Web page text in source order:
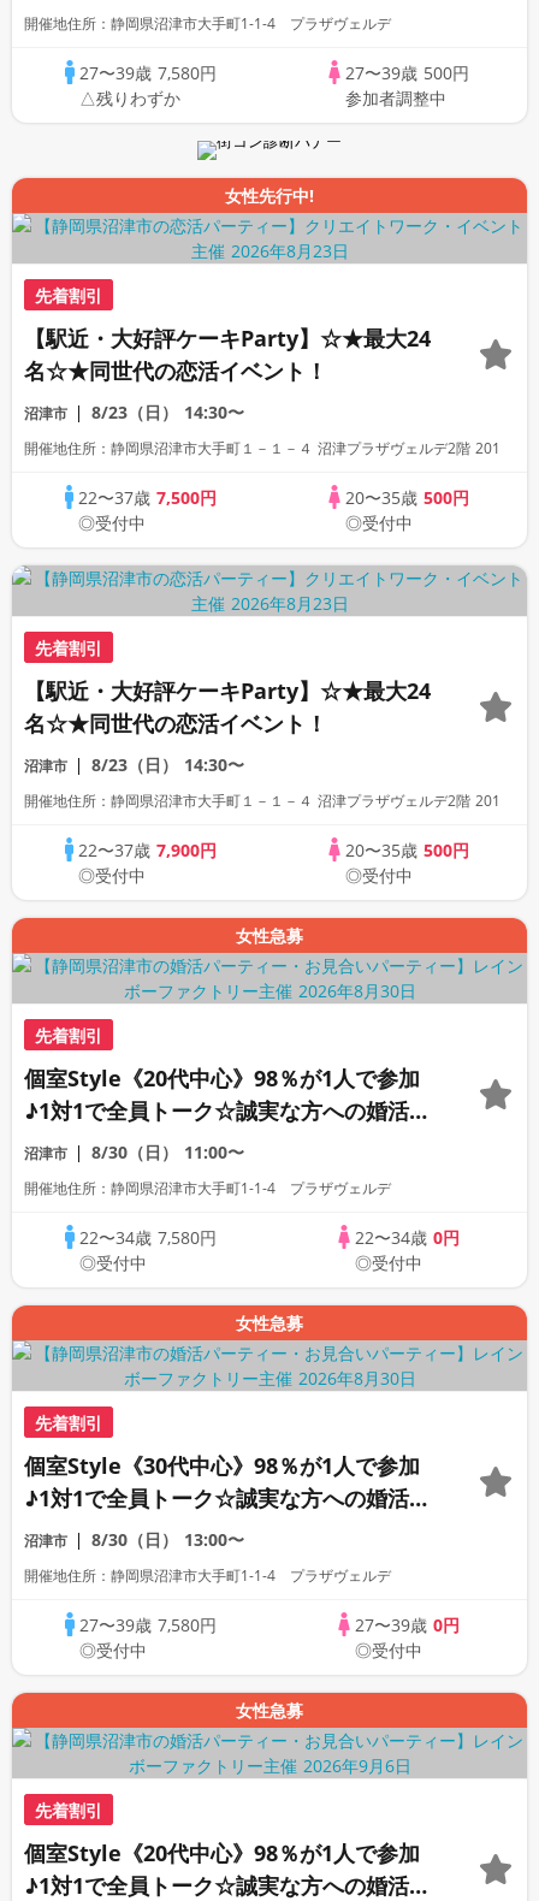
開催地住所：静岡県沼津市大手町1-1-4 プラザヴェルデ
27〜39歳 7,580円
△残りわずか
27〜39歳 500円
参加者調整中
女性先行中!
先着割引
【駅近・大好評ケーキParty】☆★最大24
名☆★同世代の恋活イベント！
沼津市 8/23（日） 14:30〜
開催地住所：静岡県沼津市大手町１－１－４ 沼津プラザヴェルデ2階 201
22〜37歳7,500円
◎受付中
20〜35歳 500円
◎受付中
先着割引
【駅近・大好評ケーキParty】☆★最大24
名☆★同世代の恋活イベント！
沼津市 8/23（日） 14:30〜
開催地住所：静岡県沼津市大手町１－１－４ 沼津プラザヴェルデ2階 201
22〜37歳7,900円
◎受付中
20〜35歳 500円
◎受付中
女性急募
先着割引
個室Style《20代中心》98％が1人で参加
♪1対1で全員トーク☆誠実な方への婚活パ
ーティー
沼津市 8/30（日） 11:00〜
開催地住所：静岡県沼津市大手町1-1-4 プラザヴェルデ
22〜34歳 7,580円
◎受付中
22〜34歳 0円
◎受付中
女性急募
先着割引
個室Style《30代中心》98％が1人で参加
♪1対1で全員トーク☆誠実な方への婚活パ
ーティー
沼津市 8/30（日） 13:00〜
開催地住所：静岡県沼津市大手町1-1-4 プラザヴェルデ
27〜39歳 7,580円
◎受付中
27〜39歳 0円
◎受付中
女性急募
先着割引
個室Style《20代中心》98％が1人で参加
♪1対1で全員トーク☆誠実な方への婚活パ